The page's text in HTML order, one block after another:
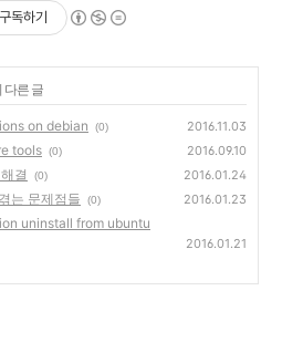
구독하기
다른 글
on debian (0) 2016.11.03
tools (0) 2016.09.10
결 (0) 2016.01.24
는 문제점들 (0) 2016.01.23
uninstall from ubuntu
2016.01.21